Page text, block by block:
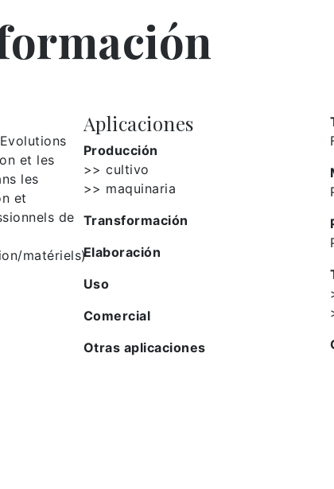
et les
les
et
de
matériels)
Aplicaciones
Producción
>> cultivo
>> maquinaria
Transformación
Elaboración
Uso
Comercial
Otras aplicaciones